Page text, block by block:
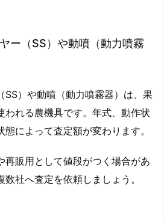
ー（SS）や動噴（動力噴霧
SS）や動噴（動力噴霧器）は、果
われる農機具です。年式、動作状
によって査定額が変わります。
再販用として値段がつく場合があ
社へ査定を依頼しましょう。